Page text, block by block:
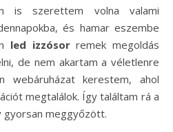
is szerettem volna valami
és hamar eszembe
led izzósorremek megoldás
de nem akartam a véletlenre
webáruházat kerestem, ahol
megtalálok. Így találtam rá a
gyorsan meggyőzött.